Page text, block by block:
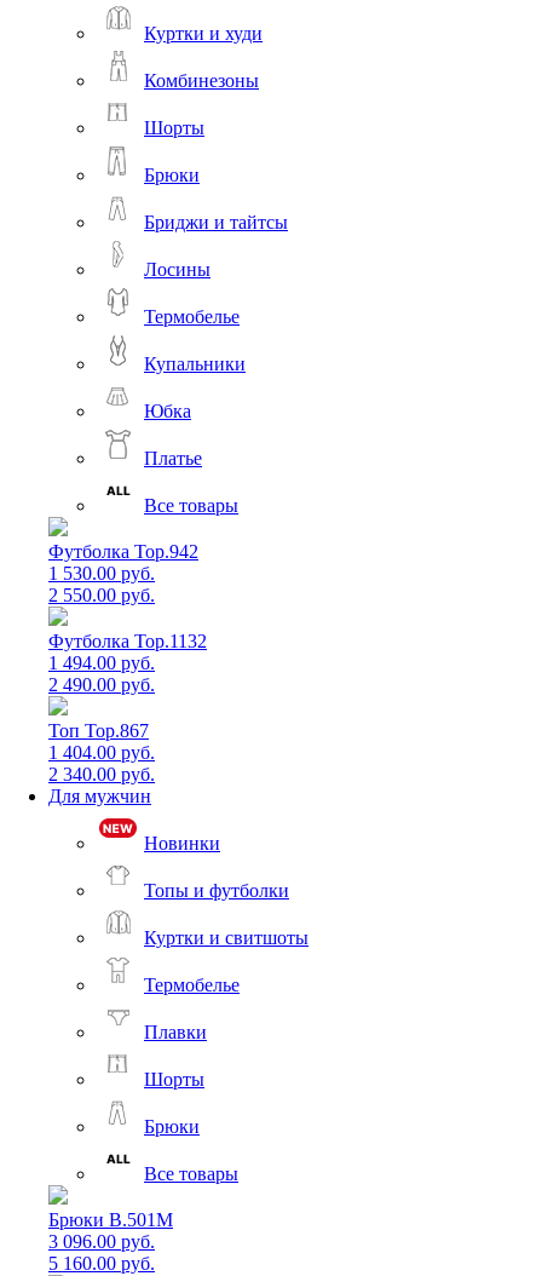
Куртки и худи
Комбинезоны
Шорты
Брюки
Бриджи и тайтсы
Лосины
Термобелье
Купальники
Юбка
Платье
Все товары
Футболка Top.942
1 530.00 руб.
2 550.00 руб.
Футболка Top.1132
1 494.00 руб.
2 490.00 руб.
Топ Top.867
1 404.00 руб.
2 340.00 руб.
Для мужчин
Новинки
Топы и футболки
Куртки и свитшоты
Термобелье
Плавки
Шорты
Брюки
Все товары
Брюки B.501M
3 096.00 руб.
5 160.00 руб.